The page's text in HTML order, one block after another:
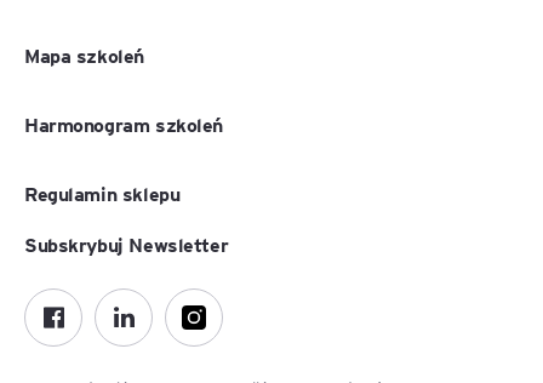
Mapa szkoleń
Harmonogram szkoleń
Regulamin sklepu
Subskrybuj Newsletter